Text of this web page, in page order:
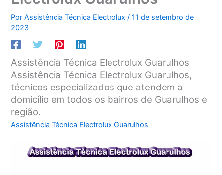
PorAssistência Técnica Electrolux/11 de setembro de
2023
Assistência Técnica Electrolux Guarulhos
Assistência Técnica Electrolux Guarulhos,
técnicos especializados que atendem a
domicílio em todos os bairros de Guarulhos e
região.
Assistência Técnica Electrolux Guarulhos